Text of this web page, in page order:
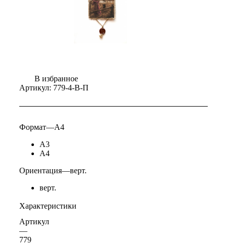
В избранное
Артикул: 779-4-В-П
Формат—А4
А3
А4
Ориентация—верт.
верт.
Характеристики
Артикул
—
779